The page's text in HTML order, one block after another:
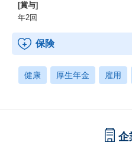
[賞与]
年2回
保険
健康 厚生年金 雇用
企